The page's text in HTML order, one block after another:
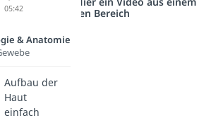
anderen Bereich
05:42
& Anatomie
Aufbau der
Haut
einfach